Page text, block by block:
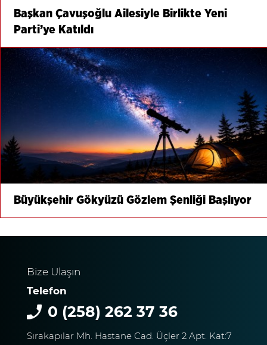
Başkan Çavuşoğlu Ailesiyle Birlikte Yeni
Parti’ye Katıldı
Büyükşehir Gökyüzü Gözlem Şenliği Başlıyor
Bize Ulaşın
Telefon
0 (258) 262 37 36
Sırakapılar Mh. Hastane Cad. Üçler 2 Apt. Kat:7